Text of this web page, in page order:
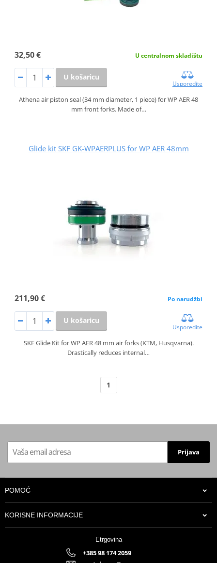
32,50 € U centralnom skladištu
U košaricu
Usporedite
Athena air piston seal (34 mm diameter, 1 piece) for WP AER 48
mm front forks. Made of…
Glide kit SKF GK-WPAERPLUS for WP AER 48mm
211,90 € Po narudžbi
U košaricu
Usporedite
SKF Glide Kit for WP AER 48 mm air forks (KTM, Husqvarna).
Drastically reduces internal…
1
Prijava
POMOĆ
KORISNE INFORMACIJE
Etrgovina
+385 98 174 2059